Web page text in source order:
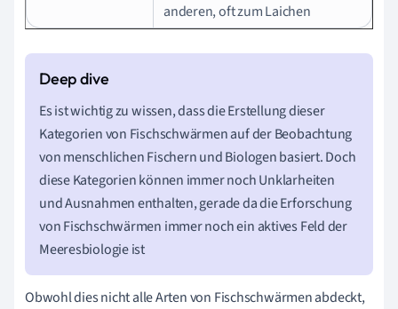
anderen, oft zum Laichen
Es ist wichtig zu wissen, dass die Erstellung dieser
Kategorien von Fischschwärmen auf der Beobachtung
von menschlichen Fischern und Biologen basiert. Doch
diese Kategorien können immer noch Unklarheiten
und Ausnahmen enthalten, gerade da die Erforschung
von Fischschwärmen immer noch ein aktives Feld der
Meeresbiologie ist
Obwohl dies nicht alle Arten von Fischschwärmen abdeckt,